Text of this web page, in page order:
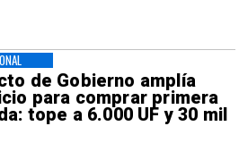
de Gobierno amplía
para comprar primera
tope a 6.000 UF y 30 mil